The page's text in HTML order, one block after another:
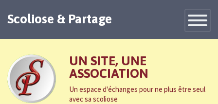
Toggle
Scoliose & Partage
UN SITE, UNE
ASSOCIATION
Un espace d'échanges pour ne plus être seul
avec sa scoliose